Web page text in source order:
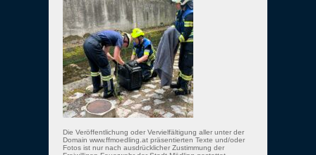
Die Veröffentlichung oder Vervielfältigung aller unter der
Domain www.ffmoedling.at präsentierten Texte und/oder
Fotos ist nur nach ausdrücklicher Zustimmung der